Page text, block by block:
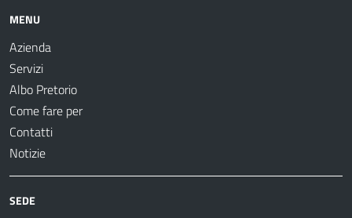
MENU
Azienda
Servizi
Albo Pretorio
Come fare per
Contatti
Notizie
SEDE